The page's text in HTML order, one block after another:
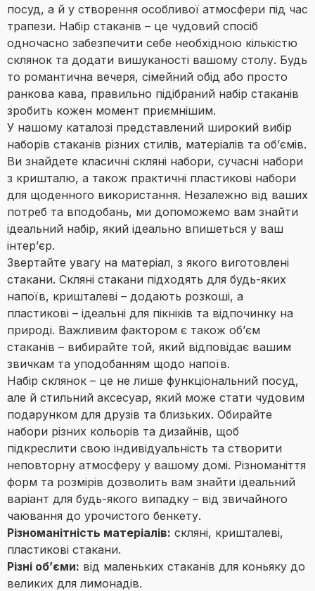
посуд, а й у створення особливої атмосфери під час
трапези. Набір стаканів – це чудовий спосіб
одночасно забезпечити себе необхідною кількістю
склянок та додати вишуканості вашому столу. Будь
то романтична вечеря, сімейний обід або просто
ранкова кава, правильно підібраний набір стаканів
зробить кожен момент приємнішим.
У нашому каталозі представлений широкий вибір
наборів стаканів різних стилів, матеріалів та об’ємів.
Ви знайдете класичні скляні набори, сучасні набори
з кришталю, а також практичні пластикові набори
для щоденного використання. Незалежно від ваших
потреб та вподобань, ми допоможемо вам знайти
ідеальний набір, який ідеально впишеться у ваш
інтер’єр.
Звертайте увагу на матеріал, з якого виготовлені
стакани. Скляні стакани підходять для будь-яких
напоїв, кришталеві – додають розкоші, а
пластикові – ідеальні для пікніків та відпочинку на
природі. Важливим фактором є також об’єм
стаканів – вибирайте той, який відповідає вашим
звичкам та уподобанням щодо напоїв.
Набір склянок – це не лише функціональний посуд,
але й стильний аксесуар, який може стати чудовим
подарунком для друзів та близьких. Обирайте
набори різних кольорів та дизайнів, щоб
підкреслити свою індивідуальність та створити
неповторну атмосферу у вашому домі. Різноманіття
форм та розмірів дозволить вам знайти ідеальний
варіант для будь-якого випадку – від звичайного
чаювання до урочистого бенкету.
Різноманітність матеріалів: скляні, кришталеві,
пластикові стакани.
Різні об’єми: від маленьких стаканів для коньяку до
великих для лимонадів.